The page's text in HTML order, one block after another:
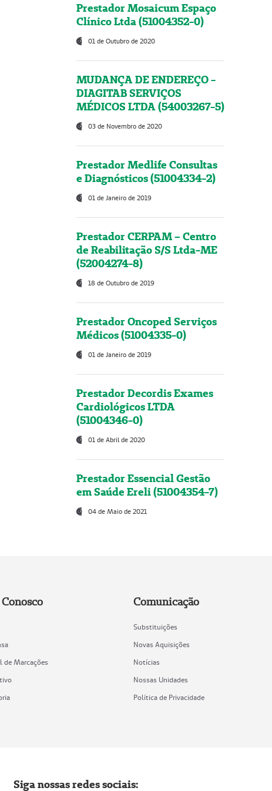
Prestador Mosaicum Espaço
Clínico Ltda (51004352-0)
01 de Outubro de 2020
MUDANÇA DE ENDEREÇO -
DIAGITAB SERVIÇOS
MÉDICOS LTDA (54003267-5)
03 de Novembro de 2020
Prestador Medlife Consultas
e Diagnósticos (51004334-2)
01 de Janeiro de 2019
Prestador CERPAM – Centro
de Reabilitação S/S Ltda-ME
(52004274-8)
18 de Outubro de 2019
Prestador Oncoped Serviços
Médicos (51004335-0)
01 de Janeiro de 2019
Prestador Decordis Exames
Cardiológicos LTDA
(51004346-0)
01 de Abril de 2020
Prestador Essencial Gestão
em Saúde Ereli (51004354-7)
04 de Maio de 2021
de Marcações
Comunicação
Substituições
Novas Aquisições
Notícias
Nossas Unidades
Política de Privacidade
Siga nossas redes sociais: